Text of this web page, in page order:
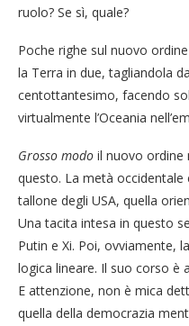
ruolo? Se sì, quale?
Poche righe sul nuovo
la Terra in due, tagliandola
centottantesimo, facendo
virtualmente l’Oceania
Grosso modo il nuovo ordine
questo. La metà occidentale
tallone degli USA, quella
Una tacita intesa in questo
Putin e Xi. Poi, ovviamente,
logica lineare. Il suo corso è
E attenzione, non è mica
quella della democrazia